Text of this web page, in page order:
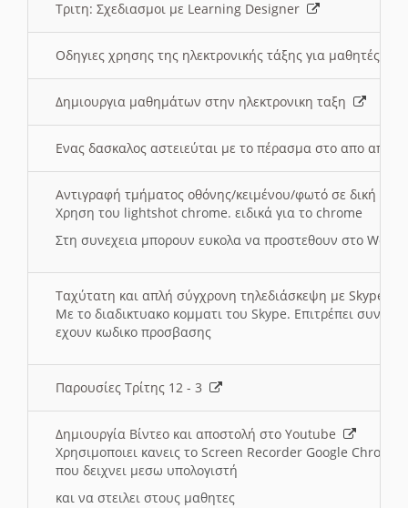
Τριτη: Σχεδιασμοι με Learning Designer
Οδηγιες χρησης της ηλεκτρονικής τάξης για μαθητές
Δημιουργια μαθημάτων στην ηλεκτρονικη ταξη
Ενας δασκαλος αστειεύται με το πέρασμα στο απο
Αντιγραφή τμήματος οθόνης/κειμένου/φωτό σε δική
Χρηση του lightshot chrome. ειδικά για το chrome
Στη συνεχεια μπορουν ευκολα να προστεθουν στο Word
Ταχύτατη και απλή σύγχρονη τηλεδιάσκεψη με Skype
Με το διαδικτυακο κομματι του Skype. Επιτρέπει
εχουν κωδικο προσβασης
Παρουσίες Τρίτης 12 - 3
Δημιουργία Βίντεο και αποστολή στο Youtube
Χρησιμοποιει κανεις το Screen Recorder Google Chrome
που δειχνει μεσω υπολογιστή
και να στειλει στους μαθητες